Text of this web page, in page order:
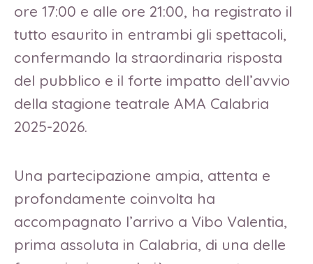
ore 17:00 e alle ore 21:00, ha registrato il
tutto esaurito in entrambi gli spettacoli,
confermando la straordinaria risposta
del pubblico e il forte impatto dell’avvio
della stagione teatrale AMA Calabria
2025-2026.
Una partecipazione ampia, attenta e
profondamente coinvolta ha
accompagnato l’arrivo a Vibo Valentia,
prima assoluta in Calabria, di una delle